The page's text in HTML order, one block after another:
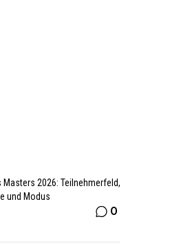
Masters 2026: Teilnehmerfeld,
und Modus
0